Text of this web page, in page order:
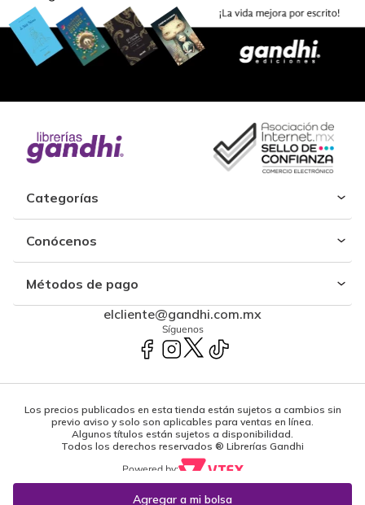
Categorías
Conócenos
Métodos de pago
elcliente@gandhi.com.mx
Síguenos
Los precios publicados en esta tienda están sujetos a cambios sin
previo aviso y solo son aplicables para ventas en línea.
Algunos títulos están sujetos a disponibilidad.
Todos los derechos reservados ® Librerías Gandhi
Powered by: